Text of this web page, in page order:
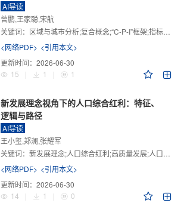
AI导读
曾鹏,王家聪,宋航
关键词： 区域与城市分析;复合概念;“C-P-I”框架;指标体系
<网络PDF> <引用本文>
更新时间： 2026-06-30
15
| 1 | 1
新发展理念视角下的人口综合红利：特征、
逻辑与路径
AI导读
王小玺,郑澜,张耀军
关键词： 新发展理念;人口综合红利;高质量发展;人口政策;中国式现代化
<网络PDF> <引用本文>
更新时间： 2026-06-30
14
| 1 | 0